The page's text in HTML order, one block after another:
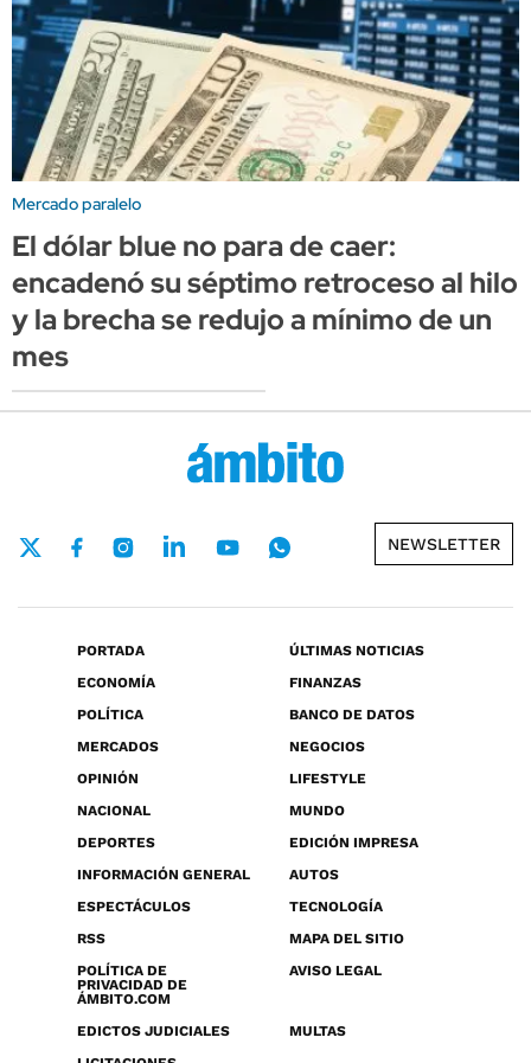
Mercado paralelo
El dólar blue no para de caer:
encadenó su séptimo retroceso al hilo
y la brecha se redujo a mínimo de un
mes
NEWSLETTER
PORTADA
ÚLTIMAS NOTICIAS
ECONOMÍA
FINANZAS
POLÍTICA
BANCO DE DATOS
MERCADOS
NEGOCIOS
OPINIÓN
LIFESTYLE
NACIONAL
MUNDO
DEPORTES
EDICIÓN IMPRESA
INFORMACIÓN GENERAL
AUTOS
ESPECTÁCULOS
TECNOLOGÍA
RSS
MAPA DEL SITIO
POLÍTICA DE
PRIVACIDAD DE
ÁMBITO.COM
AVISO LEGAL
EDICTOS JUDICIALES
MULTAS